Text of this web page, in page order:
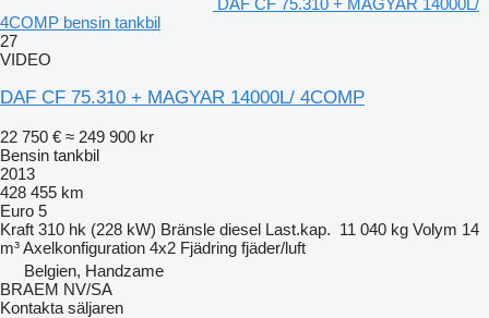
4COMP bensin tankbil
27
VIDEO
DAF CF 75.310 + MAGYAR 14000L/ 4COMP
22 750 € ≈ 249 900 kr
Bensin tankbil
2013
428 455 km
Euro 5
Kraft 310 hk (228 kW) Bränsle diesel Last.kap. 11 040 kg Volym 14
m³Axelkonfiguration 4x2 Fjädring fjäder/luft
Belgien, Handzame
BRAEM NV/SA
Kontakta säljaren